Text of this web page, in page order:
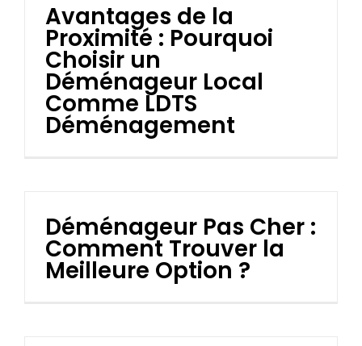
Avantages de la
Proximité : Pourquoi
Choisir un
Déménageur Local
Comme LDTS
Déménagement
Déménageur Pas Cher :
Comment Trouver la
Meilleure Option ?